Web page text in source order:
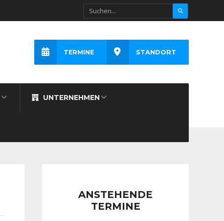
UNTERNEHMEN
TERMINE STANDORT
ANSTEHENDE
TERMINE